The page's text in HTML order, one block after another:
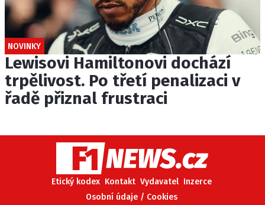
NOVINKY
Lewisovi Hamiltonovi dochází
trpělivost. Po třetí penalizaci v
řadě přiznal frustraci
Etický kodex Kontakt Vydavatel Inzerce
Osobní údaje / Cookies